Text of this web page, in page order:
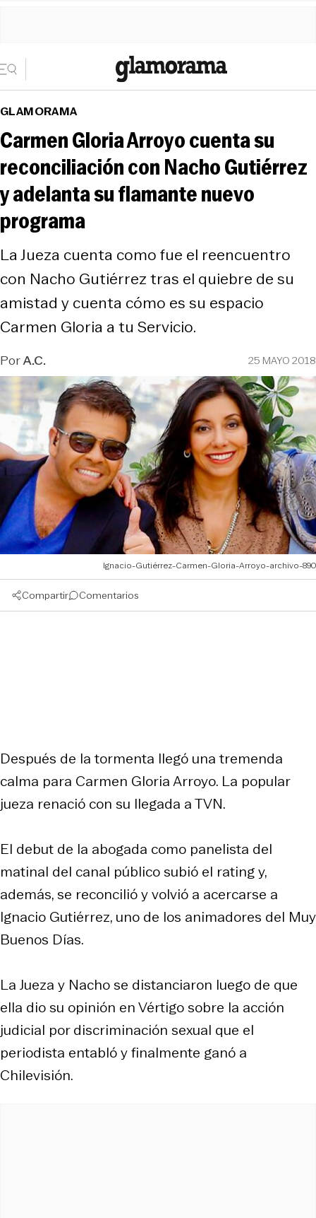
GLAMORAMA
Carmen Gloria Arroyo cuenta su
reconciliación con Nacho Gutiérrez
y adelanta su flamante nuevo
programa
La Jueza cuenta como fue el reencuentro
con Nacho Gutiérrez tras el quiebre de su
amistad y cuenta cómo es su espacio
Carmen Gloria a tu Servicio.
PorA.C. 25 MAYO 2018
Ignacio-Gutiérrez-Carmen-Gloria-Arroyo-archivo-890
Compartir Comentarios
Después de la tormenta llegó una tremenda
calma para Carmen Gloria Arroyo. La popular
jueza renació con su llegada a TVN.
El debut de la abogada como panelista del
matinal del canal público subió el rating y,
además, se reconcilió y volvió a acercarse a
Ignacio Gutiérrez, uno de los animadores del Muy
Buenos Días.
La Jueza y Nacho se distanciaron luego de que
ella dio su opinión en Vértigo sobre la acción
judicial por discriminación sexual que el
periodista entabló y finalmente ganó a
Chilevisión.